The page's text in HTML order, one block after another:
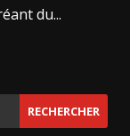
du...